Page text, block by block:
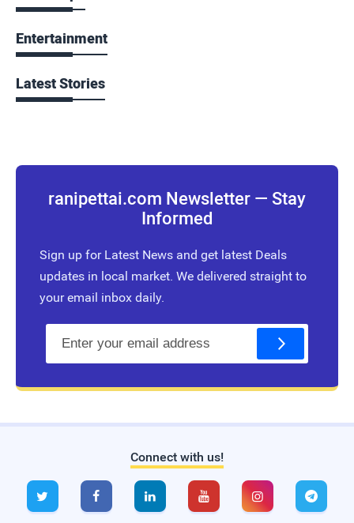
Entertainment
Latest Stories
ranipettai.com Newsletter — Stay
Informed
Sign up for Latest News and get latest Deals
updates in local market. We delivered straight to
your email inbox daily.
l
Live Traffic Feed
A visitor from Singapore
viewed
இன்று சோமவார பிரதோஷம் | Today Som…
1 hr 9 mins ago
Connect with us!
     